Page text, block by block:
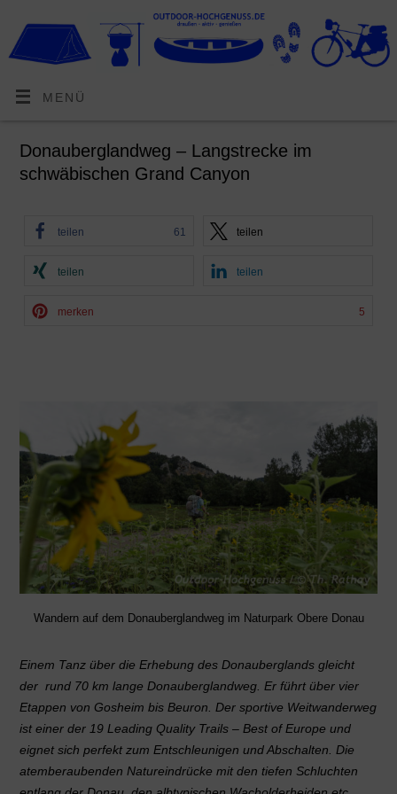
MENÜ
Donauberglandweg – Langstrecke im
schwäbischen Grand Canyon
teilen 61 teilen
teilen teilen
merken 5
Wandern auf dem Donauberglandweg im Naturpark Obere Donau
Einem Tanz über die Erhebung des Donauberglands gleicht
der rund 70 km lange Donauberglandweg. Er führt über vier
Etappen von Gosheim bis Beuron. Der sportive Weitwanderweg
ist einer der 19 Leading Quality Trails – Best of Europe und
eignet sich perfekt zum Entschleunigen und Abschalten. Die
atemberaubenden Natureindrücke mit den tiefen Schluchten